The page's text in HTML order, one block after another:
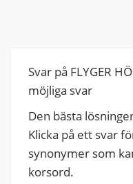
Svar på FLYGER
möjliga svar
Den bästa
Klicka på ett svar
synonymer som
korsord.